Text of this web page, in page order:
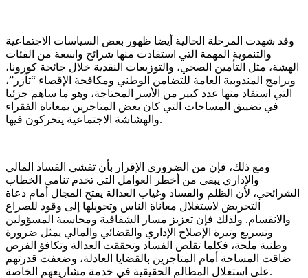
وقد شهدت المرحلة الحالية أيضا ظهور بعض السياسات الاجتماعية
والتنموية المهمة التي استفادت منها شرائح واسعة من الفئات
الهشة، مثل التأمين الصحي، والتوزيعات النقدية خلال جائحة كورونا،
وبرامج المندوبية العامة للتضامن الوطني ومكافحة الإقصاء “تآزر”،
التي استفاد منها عدد كبير من الأسر المحتاجة، وهو ما ساهم جزئيا
في تضييق المساحات التي كان بعض المتاجرين بمعاناة الفقراء
والهشاشة الاجتماعية يتحركون فيها.
ومع ذلك، فإن من الضروري الإقرار بأن تفشي الفساد المالي
والإداري يبقى من أخطر العوامل التي تخدم تنامي الخطاب
الشرائحي، لأن الظلم والفساد وغياب العدالة يفتح المجال أمام دعاة
التحريض لاستغلال معاناة الناس وتحويلها إلى وقود للصراع
والانقسام. ولذلك فإن تعزيز مسار الشفافية ومحاسبة المسؤولين
وتسريع وتيرة الإصلاح الإداري والقضائي والمالي يمثل ضرورة
وطنية ملحة، فكلما تقلص الفساد وتحققت العدالة وتكافؤ الفرص
ضاقت المساحة أمام المتاجرين بالقضايا العادلة، وضعفت قدرتهم
على استغلال المظالم الحقيقية في خدمة مشاريعهم الخاصة.